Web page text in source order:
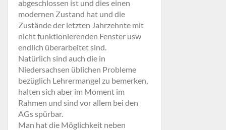
abgeschlossen ist und dies einen
modernen Zustand hat und die
Zustände der letzten Jahrzehnte mit
nicht funktionierenden Fenster usw
endlich überarbeitet sind.
Natürlich sind auch die in
Niedersachsen üblichen Probleme
bezüglich Lehrermangel zu bemerken,
halten sich aber im Moment im
Rahmen und sind vor allem bei den
AGs spürbar.
Man hat die Möglichkeit neben